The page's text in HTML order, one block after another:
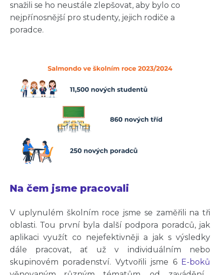
snažili se ho neustále zlepšovat, aby bylo co
nejpřínosnější pro studenty, jejich rodiče a
poradce.
Na čem jsme pracovali
V uplynulém školním roce jsme se zaměřili na tři
oblasti. Tou první byla další podpora poradců, jak
aplikaci využít co nejefektivněji a jak s výsledky
dále pracovat, ať už v individuálním nebo
skupinovém poradenství. Vytvořili jsme 6 E-boků